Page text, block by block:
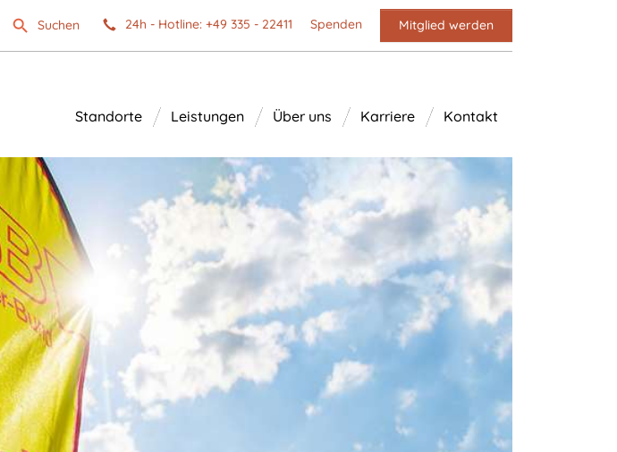
Suchen 24h - Hotline: +49 335 - 22411 Spenden Mitglied werden
Standorte Leistungen Über uns Karriere Kontakt